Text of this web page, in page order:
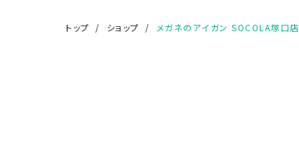
トップ ショップ メガネのアイガン SOCOLA塚口店